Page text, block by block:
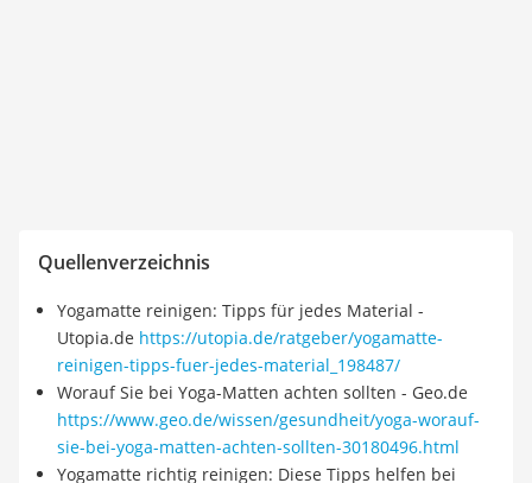
Quellenverzeichnis
Yogamatte reinigen: Tipps für jedes Material -
Utopia.de https://utopia.de/ratgeber/yogamatte-
reinigen-tipps-fuer-jedes-material_198487/
Worauf Sie bei Yoga-Matten achten sollten - Geo.de
https://www.geo.de/wissen/gesundheit/yoga-worauf-
sie-bei-yoga-matten-achten-sollten-30180496.html
Yogamatte richtig reinigen: Diese Tipps helfen bei